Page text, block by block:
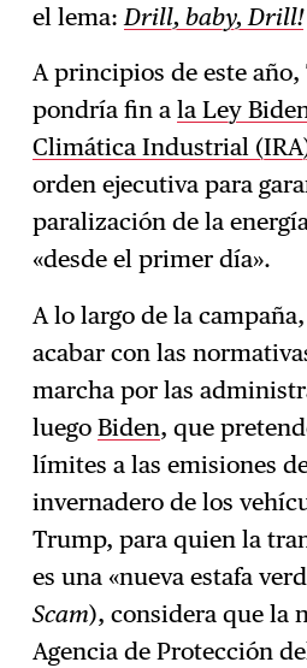
el lema: Drill, baby, Drill!
A principios de este
pondría fin ala Ley
Climática Industrial
orden ejecutiva para
paralización de la
«desde el primer día».
A lo largo de la
acabar con las
marcha por las
luegoBiden, que
límites a las emisiones
invernadero de los
Trump, para quien la
es una «nueva estafa
Scam), considera que la
Agencia de Protección